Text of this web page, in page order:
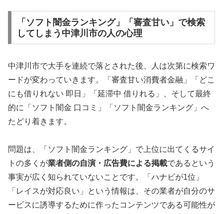
「ソフト闇金ランキング」「審査甘い」で検索
してしまう中津川市の人の心理
中津川市で大手を連続で落とされた後、人は次第に検索ワ
ードが変わっていきます。「審査甘い消費者金融」「どこ
にも借りれない 即日」「延滞中 借りれる」、そして最終
的に「ソフト闇金 口コミ」「ソフト闇金ランキング」へ
たどり着きます。
問題は、「ソフト闇金ランキング」で上位に出てくるサイ
トの多くが業者側の自演・広告費による掲載であるという
事実が広く知られていないことです。「ハナビが1位」
「レイスが対応良い」という情報は、その業者が自分のサ
ービスに誘導するために作ったコンテンツである可能性が